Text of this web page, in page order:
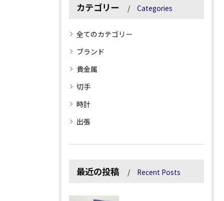
カテゴリー Categories
全てのカテゴリー
ブランド
貴金属
切手
時計
出張
最近の投稿 Recent Posts